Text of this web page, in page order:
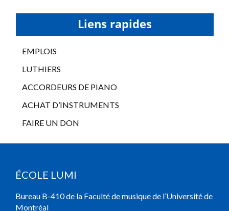
Liens rapides
EMPLOIS
LUTHIERS
ACCORDEURS DE PIANO
ACHAT D’INSTRUMENTS
FAIRE UN DON
ÉCOLE LUMI
Bureau B-410 de la Faculté de musique de l’Université de
Montréal